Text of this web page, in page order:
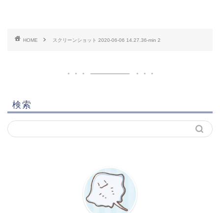
HOME スクリーンショット 2020-06-06 14.27.36-min 2
検索